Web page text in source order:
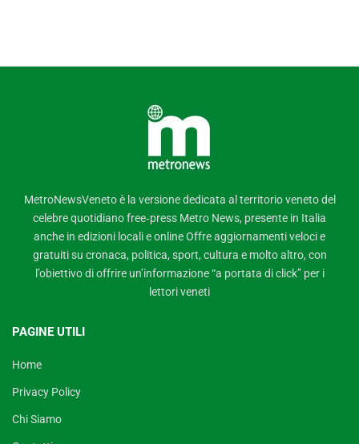
MetroNewsVeneto è la versione dedicata al territorio veneto del
celebre quotidiano free‑press Metro News, presente in Italia
anche in edizioni locali e online Offre aggiornamenti veloci e
gratuiti su cronaca, politica, sport, cultura e molto altro, con
l’obiettivo di offrire un’informazione “a portata di click” per i
lettori veneti
PAGINE UTILI
Home
Privacy Policy
Chi Siamo